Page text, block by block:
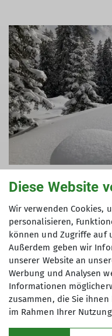
Eigentlich stand
Programm. Wegen
Hinterriß, wollten
auf das Zirleseck.
wurde für das
Lawinenwarnstufe 4
Galtjoch mit einem
Diese Website
Wir verwenden Cookies,
personalisieren,
können und Zugriffe auf
Außerdem geben wir
unserer Website an
Werbung und Analysen
Informationen
zusammen, die Sie
im Rahmen Ihrer